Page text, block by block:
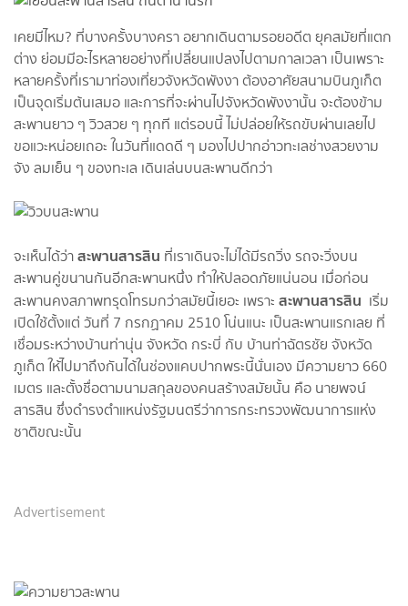
เคยมีไหม? ที่บางครั้งบางครา อยากเดินตามรอยอดีต ยุคสมัยที่แตก
ต่าง ย่อมมีอะไรหลายอย่างที่เปลี่ยนแปลงไปตามกาลเวลา เป็นเพราะ
หลายครั้งที่เรามาท่องเที่ยวจังหวัดพังงา ต้องอาศัยสนามบินภูเก็ต
เป็นจุดเริ่มต้นเสมอ และการที่จะผ่านไปจังหวัดพังงานั้น จะต้องข้าม
สะพานยาว ๆ วิวสวย ๆ ทุกที แต่รอบนี้ ไม่ปล่อยให้รถขับผ่านเลยไป
ขอแวะหน่อยเถอะ ในวันที่แดดดี ๆ มองไปปากอ่าวทะเลช่างสวยงาม
จัง ลมเย็น ๆ ของทะเล เดินเล่นบนสะพานดีกว่า
จะเห็นได้ว่าสะพานสารสิน ที่เราเดินจะไม่ได้มีรถวิ่ง รถจะวิ่งบน
สะพานคู่ขนานกันอีกสะพานหนึ่ง ทำให้ปลอดภัยแน่นอน เมื่อก่อน
สะพานคงสภาพทรุดโทรมกว่าสมัยนี้เยอะ เพราะ สะพานสารสิน เริ่ม
เปิดใช้ตั้งแต่ วันที่ 7 กรกฏาคม 2510 โน่นแนะ เป็นสะพานแรกเลย ที่
เชื่อมระหว่างบ้านท่านุ่น จังหวัด กระบี่ กับ บ้านท่าฉัตรชัย จังหวัด
ภูเก็ต ให้ไปมาถึงกันได้ในช่องแคบปากพระนี้นั่นเอง มีความยาว 660
เมตร และตั้งชื่อตามนามสกุลของคนสร้างสมัยนั้น คือ นายพจน์
สารสิน ซึ่งดำรงตำแหน่งรัฐมนตรีว่าการกระทรวงพัฒนาการแห่ง
ชาติขณะนั้น
Advertisement